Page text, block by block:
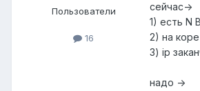
Пользователи
16
сейчас->
1) есть N
2) на
3) ip
надо ->